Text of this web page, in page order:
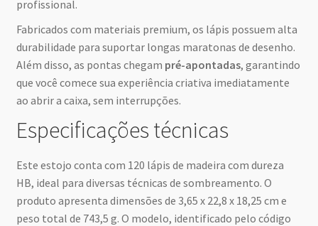
profissional.
Fabricados com materiais premium, os lápis possuem alta
durabilidade para suportar longas maratonas de desenho.
Além disso, as pontas chegam pré-apontadas, garantindo
que você comece sua experiência criativa imediatamente
ao abrir a caixa, sem interrupções.
Especificações técnicas
Este estojo conta com 120 lápis de madeira com dureza
HB, ideal para diversas técnicas de sombreamento. O
produto apresenta dimensões de 3,65 x 22,8 x 18,25 cm e
peso total de 743,5 g. O modelo, identificado pelo código